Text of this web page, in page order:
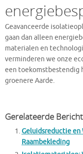
Geavanceerde
gaan dan alleen
materialen en
verminderen we onze
een toekomstbestendig
groenere Aarde.
Gerelateerde
Geluidsreductie
Raambekleding